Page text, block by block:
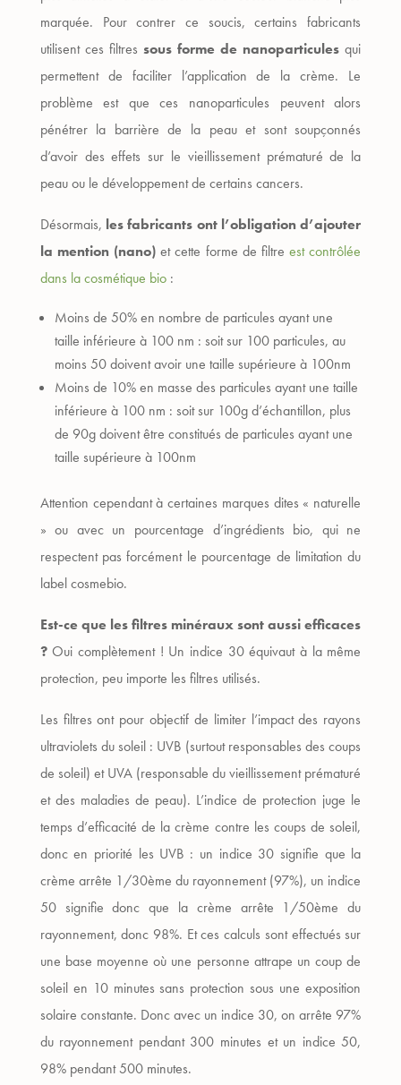
marquée. Pour contrer ce soucis, certains fabricants
utilisent ces filtres sous forme de nanoparticules qui
permettent de faciliter l’application de la crème. Le
problème est que ces nanoparticules peuvent alors
pénétrer la barrière de la peau et sont soupçonnés
d’avoir des effets sur le vieillissement prématuré de la
peau ou le développement de certains cancers.
Désormais, les fabricants ont l’obligation d’ajouter
la mention (nano) et cette forme de filtreest contrôlée
dans la cosmétique bio:
Moins de 50% en nombre de particules ayant une
taille inférieure à 100 nm : soit sur 100 particules, au
moins 50 doivent avoir une taille supérieure à 100nm
Moins de 10% en masse des particules ayant une taille
inférieure à 100 nm : soit sur 100g d’échantillon, plus
de 90g doivent être constitués de particules ayant une
taille supérieure à 100nm
Attention cependant à certaines marques dites « naturelle
» ou avec un pourcentage d’ingrédients bio, qui ne
respectent pas forcément le pourcentage de limitation du
label cosmebio.
Est-ce que les filtres minéraux sont aussi efficaces
?Oui complètement ! Un indice 30 équivaut à la même
protection, peu importe les filtres utilisés.
Les filtres ont pour objectif de limiter l’impact des rayons
ultraviolets du soleil : UVB (surtout responsables des coups
de soleil) et UVA (responsable du vieillissement prématuré
et des maladies de peau). L’indice de protection juge le
temps d’efficacité de la crème contre les coups de soleil,
donc en priorité les UVB : un indice 30 signifie que la
crème arrête 1/30ème du rayonnement (97%), un indice
50 signifie donc que la crème arrête 1/50ème du
rayonnement, donc 98%. Et ces calculs sont effectués sur
une base moyenne où une personne attrape un coup de
soleil en 10 minutes sans protection sous une exposition
solaire constante. Donc avec un indice 30, on arrête 97%
du rayonnement pendant 300 minutes et un indice 50,
98% pendant 500 minutes.